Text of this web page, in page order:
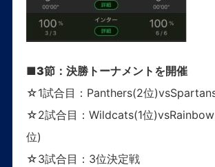
■3節：決勝トーナメントを開催
☆1試合目：Panthers(2位
☆2試合目：Wildcats(1位
位)
☆3試合目：3位決定戦